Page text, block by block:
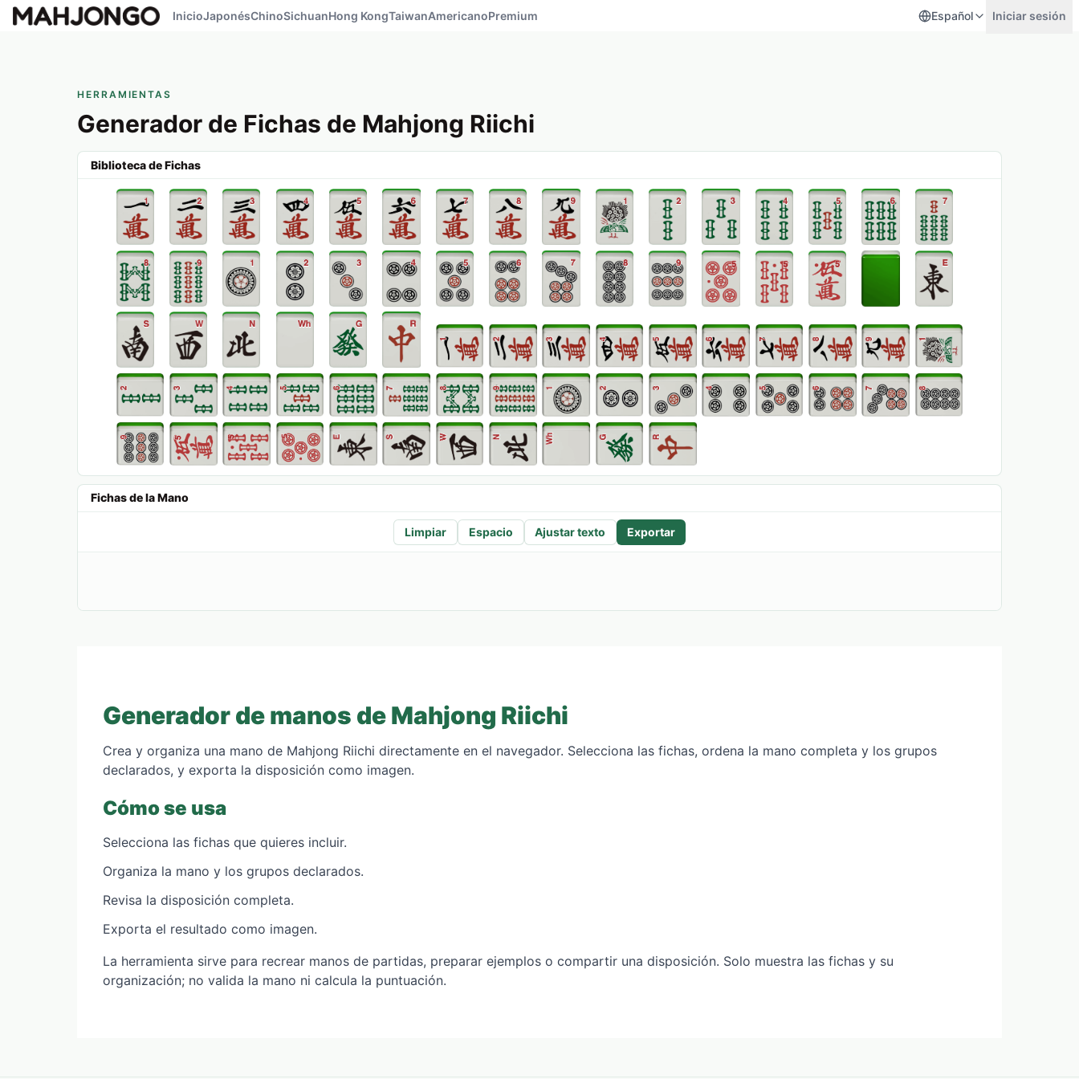
InicioJaponésChinoSichuanHong KongTaiwanAmericanoPremium Español Iniciar sesión
HERRAMIENTAS
Generador de Fichas de Mahjong Riichi
Biblioteca de Fichas
Fichas de la Mano
Limpiar Espacio Ajustar texto Exportar
Generador de manos de Mahjong Riichi
Crea y organiza una mano de Mahjong Riichi directamente en el navegador. Selecciona las fichas, ordena la mano completa y los grupos
declarados, y exporta la disposición como imagen.
Cómo se usa
Selecciona las fichas que quieres incluir.
Organiza la mano y los grupos declarados.
Revisa la disposición completa.
Exporta el resultado como imagen.
La herramienta sirve para recrear manos de partidas, preparar ejemplos o compartir una disposición. Solo muestra las fichas y su
organización; no valida la mano ni calcula la puntuación.